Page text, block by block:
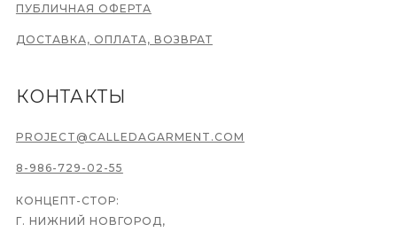
ПУБЛИЧНАЯ ОФЕРТА
ДОСТАВКА, ОПЛАТА, ВОЗВРАТ
8-986-729-02-55
PROJECT@CALLEDAGARMENT.COM
КОНТАКТЫ
КОНЦЕПТ-СТОР:
Г. НИЖНИЙ НОВГОРОД,